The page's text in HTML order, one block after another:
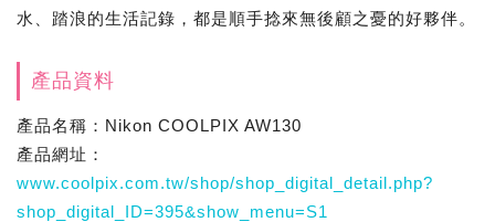
水、踏浪的生活記錄，都是順手捻來無後顧之憂的好夥伴。
產品資料
產品名稱：Nikon COOLPIX AW130
產品網址：
www.coolpix.com.tw/shop/shop_digital_detail.php?
shop_digital_ID=395&show_menu=S1